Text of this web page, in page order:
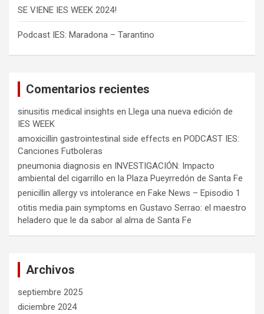
SE VIENE IES WEEK 2024!
Podcast IES: Maradona – Tarantino
Comentarios recientes
sinusitis medical insights en Llega una nueva edición de
IES WEEK
amoxicillin gastrointestinal side effects en PODCAST IES:
Canciones Futboleras
pneumonia diagnosis en INVESTIGACIÓN: Impacto
ambiental del cigarrillo en la Plaza Pueyrredón de Santa Fe
penicillin allergy vs intolerance en Fake News – Episodio 1
otitis media pain symptoms en Gustavo Serrao: el maestro
heladero que le da sabor al alma de Santa Fe
Archivos
septiembre 2025
diciembre 2024